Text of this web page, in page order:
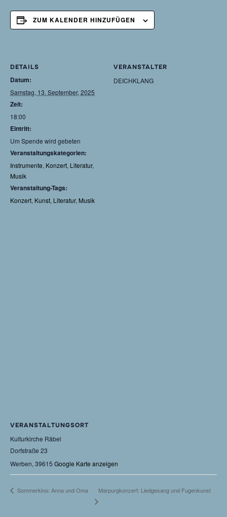
ZUM KALENDER HINZUFÜGEN
DETAILS
Datum:
Samstag, 13. September, 2025
Zeit:
18:00
Eintritt:
Um Spende wird gebeten
Veranstaltungskategorien:
Instrumente, Konzert, Literatur,
Musik
Veranstaltung-Tags:
Konzert, Kunst, Literatur, Musik
VERANSTALTER
DEICHKLANG
VERANSTALTUNGSORT
Kulturkirche Räbel
Dorfstraße 23
Werben, 39615 Google Karte anzeigen
Sommerkino: Anna und Oma Marpurgkonzert: Liedgesang und Fugenkunst